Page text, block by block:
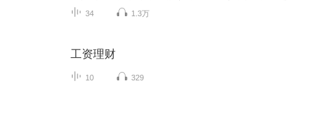
34 1.3万
工资理财
10 329